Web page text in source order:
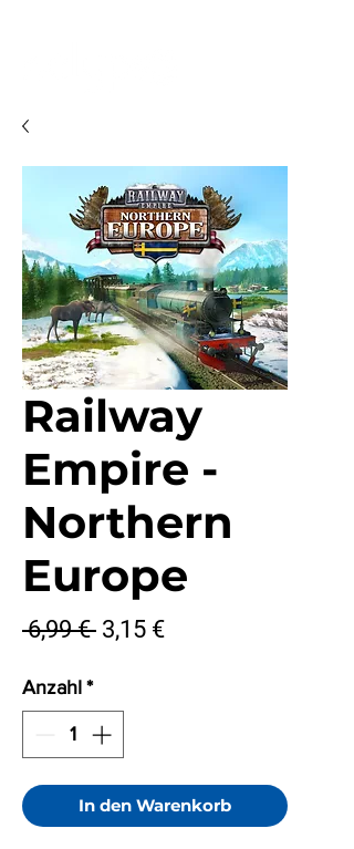
Railway
Empire -
Northern
Europe
6,99 € Standardpreis
3,15 €Sale-
Anzahl *
In den Warenkorb